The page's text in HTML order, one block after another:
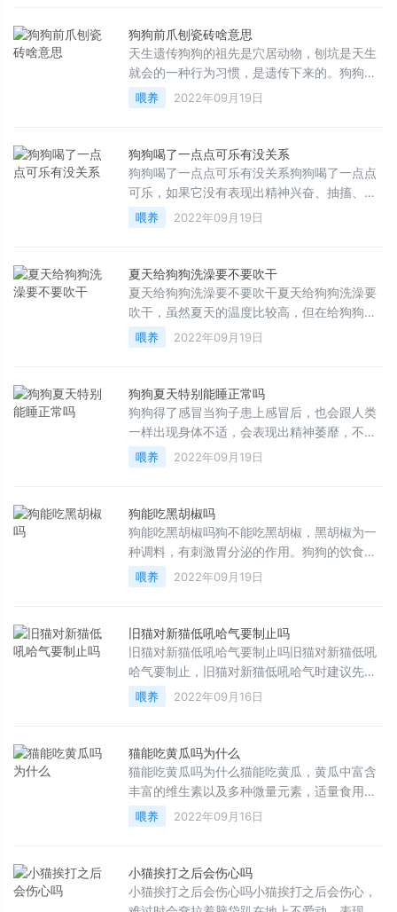
狗狗前爪刨瓷砖啥意思
天生遗传狗狗的祖先是穴居动物，刨坑是天生
就会的一种行为习惯，是遗传下来的。狗狗天
生就喜欢刨坑，野外生存时期，狗狗会把捕捉
到的猎物藏在挖好的洞
喂养 2022年09月19日
狗狗喝了一点点可乐有没关系
狗狗喝了一点点可乐有没关系狗狗喝了一点点
可乐，如果它没有表现出精神兴奋、抽搐、流
涎等症状，那么主人暂时不用过于担心，可以
在之后的几小时内观察
喂养 2022年09月19日
夏天给狗狗洗澡要不要吹干
夏天给狗狗洗澡要不要吹干夏天给狗狗洗澡要
吹干，虽然夏天的温度比较高，但在给狗狗洗
澡后，还是吹干比较好，因为现在夏天家里都
是开空调，狗狗洗澡后
喂养 2022年09月19日
狗狗夏天特别能睡正常吗
狗狗得了感冒当狗子患上感冒后，也会跟人类
一样出现身体不适，会表现出精神萎靡，不爱
动，但是需要注意的是出现感冒症状的狗子，
除过嗜睡，还会有食欲
喂养 2022年09月19日
狗能吃黑胡椒吗
狗能吃黑胡椒吗狗不能吃黑胡椒，黑胡椒为一
种调料，有刺激胃分泌的作用。狗狗的饮食建
议清淡为主，不要添加过多的调料制品，饲喂
黑胡椒有可能加重狗狗
喂养 2022年09月19日
旧猫对新猫低吼哈气要制止吗
旧猫对新猫低吼哈气要制止吗旧猫对新猫低吼
哈气要制止，旧猫对新猫低吼哈气时建议先让
两只猫咪相互熟悉一段时间。宠物主人可以在
家的时候让两只猫咪相
喂养 2022年09月16日
猫能吃黄瓜吗为什么
猫能吃黄瓜吗为什么猫能吃黄瓜，黄瓜中富含
丰富的维生素以及多种微量元素，适量食用可
以补充身体维生素、促进肠胃发育、对身体有
一定的好处。由于猫咪
喂养 2022年09月16日
小猫挨打之后会伤心吗
小猫挨打之后会伤心吗小猫挨打之后会伤心，